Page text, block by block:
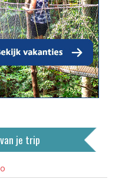
je trip